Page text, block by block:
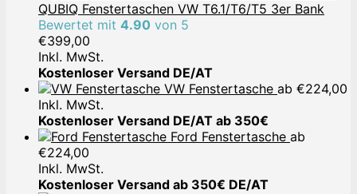
QUBIQ Fenstertaschen VW T6.1/T6/T5 3er Bank
Bewertet mit 4.90 von 5
€399,00
Inkl. MwSt.
Kostenloser Versand DE/AT
VW Fenstertasche ab €224,00
Inkl. MwSt.
Kostenloser Versand DE/AT ab 350€
Ford Fenstertasche ab
€224,00
Inkl. MwSt.
Kostenloser Versand ab 350€ DE/AT